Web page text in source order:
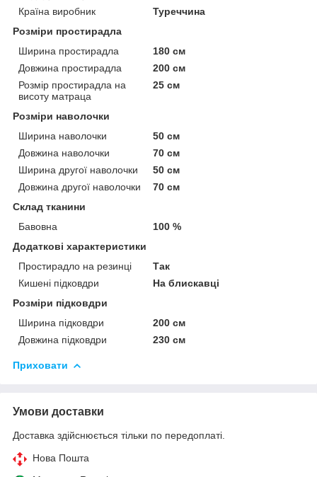
Країна виробник
Туреччина
Розміри простирадла
Ширина простирадла
180 см
Довжина простирадла
200 см
Розмір простирадла на
висоту матраца
25 см
Розміри наволочки
Ширина наволочки
50 см
Довжина наволочки
70 см
Ширина другої наволочки
50 см
Довжина другої наволочки
70 см
Склад тканини
Бавовна
100 %
Додаткові характеристики
Простирадло на резинці
Так
Кишені підковдри
На блискавці
Розміри підковдри
Ширина підковдри
200 см
Довжина підковдри
230 см
Приховати
Умови доставки
Доставка здійснюється тільки по передоплаті.
Нова Пошта